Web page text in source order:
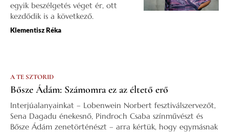
egyik beszélgetés véget ér, ott
kezdődik is a következő.
Klementisz Réka
A TE SZTORID
Bősze Ádám: Számomra ez az éltető erő
Interjúalanyainkat – Lobenwein Norbert fesztiválszervezőt,
Sena Dagadu énekesnő, Pindroch Csaba színművészt és
Bősze Ádám zenetörténészt – arra kértük, hogy egymásnak